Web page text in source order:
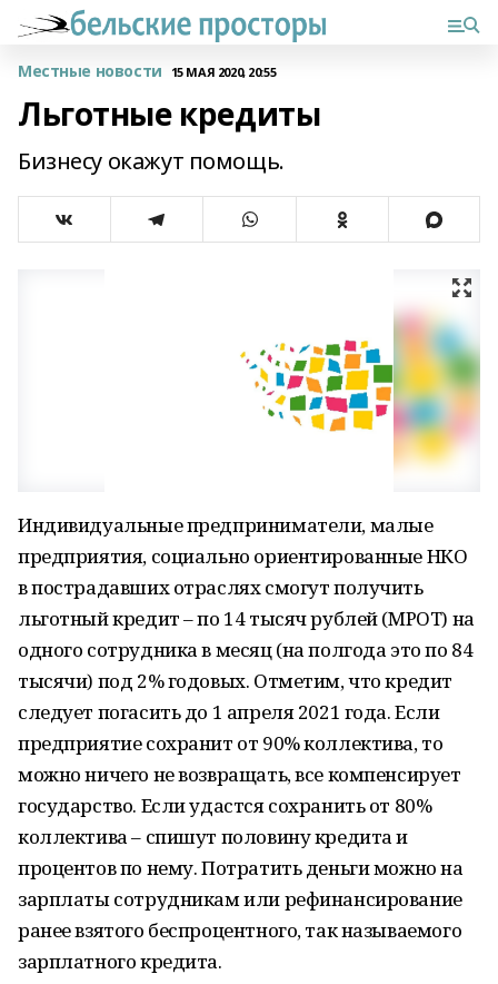
Местные новости 15 МАЯ 2020, 20:55
Льготные кредиты
Бизнесу окажут помощь.
Индивидуальные предприниматели, малые
предприятия, социально ориентированные НКО
в пострадавших отраслях смогут получить
льготный кредит – по 14 тысяч рублей (МРОТ) на
одного сотрудника в месяц (на полгода это по 84
тысячи) под 2% годовых. Отметим, что кредит
следует погасить до 1 апреля 2021 года. Если
предприятие сохранит от 90% коллектива, то
можно ничего не возвращать, все компенсирует
государство. Если удастся сохранить от 80%
коллектива – спишут половину кредита и
процентов по нему. Потратить деньги можно на
зарплаты сотрудникам или рефинансирование
ранее взятого беспроцентного, так называемого
зарплатного кредита.